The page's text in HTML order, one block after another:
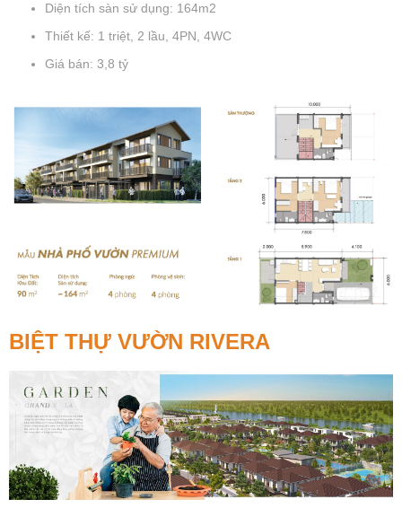
Diện tích sàn sử dụng: 164m2
Thiết kế: 1 triệt, 2 lầu, 4PN, 4WC
Giá bán: 3,8 tỷ
BIỆT THỰ VƯỜN RIVERA